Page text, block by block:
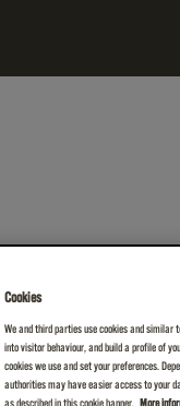
-
Bouthéon
Cookies
We and third parties use cookies and similar
into visitor behaviour, and build a profile of
cookies we use and set your preferences.
authorities may have easier access to your
as described in this cookie banner.
More